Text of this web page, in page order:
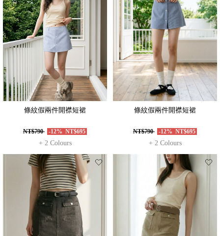
條紋假兩件開襟短裙
NT$790 -12% NT$695
+ 2 Colours
條紋假兩件開襟短裙
NT$790 -12% NT$695
+ 2 Colours